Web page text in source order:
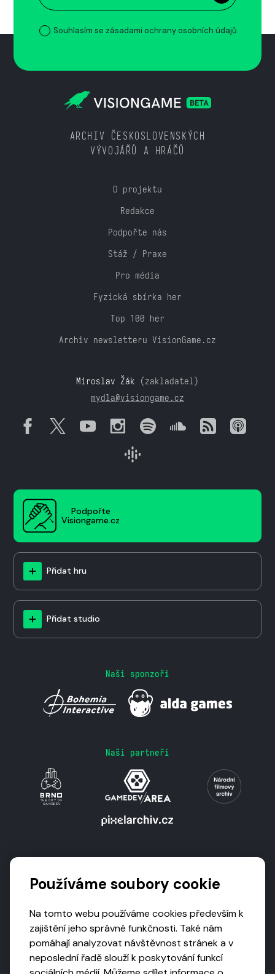
Souhlasím se zásadami ochrany osobních údajů
ARCHIV ČESKOSLOVENSKÝCH
VÝVOJÁŘŮ A HRÁČŮ
O projektu
Redakce
Podpořte nás
Stáž / Praxe
Pro média
Fyzická sbírka her
Top 100 her
Archiv newsletteru VisionGame.cz
Miroslav Žák (zakladatel)
mydla@visiongame.cz
Podpořte
Visiongame.cz
Přidat hru
Přidat studio
Naši sponzoři
Naši partneři
Používáme soubory cookie
Na tomto webu používáme cookies především k
zajištění jeho správné funkčnosti. Také nám
pomáhají analyzovat návštěvnost stránek a v
neposlední řadě slouží k poskytování funkcí